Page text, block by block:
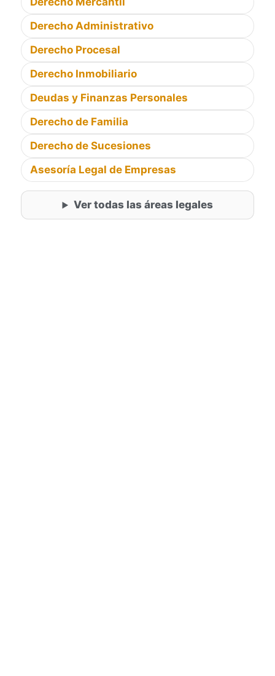
Derecho Administrativo
Derecho Procesal
Derecho Inmobiliario
Deudas y Finanzas Personales
Derecho de Familia
Derecho de Sucesiones
Asesoría Legal de Empresas
Ver todas las áreas legales